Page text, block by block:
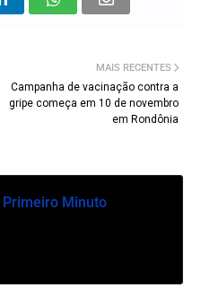
MAIS RECENTES
Campanha de vacinação contra a
gripe começa em 10 de novembro
em Rondônia
Primeiro Minuto